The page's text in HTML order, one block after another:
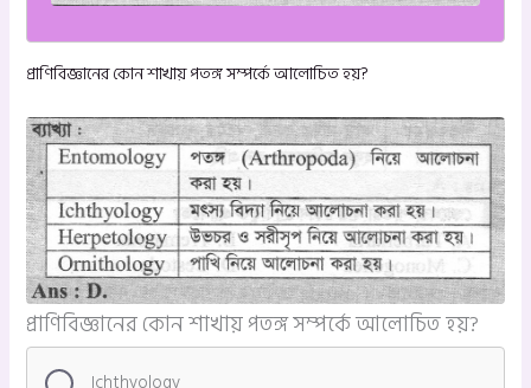
প্রাণিবিজ্ঞানের কোন শাখায় পতঙ্গ সম্পর্কে আলোচিত হয়?
প্রাণিবিজ্ঞানের কোন শাখায় পতঙ্গ সম্পর্কে আলোচিত হয়?